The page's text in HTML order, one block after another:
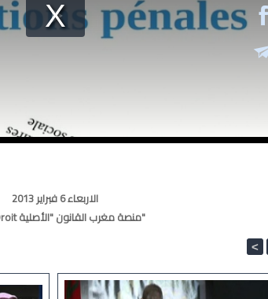
الاربعاء 6 فبراير 2013
MarocDroit منصة مغرب القانون "الأصلية"
<